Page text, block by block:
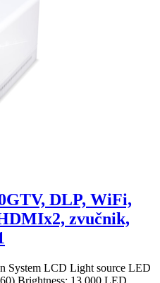
DLP, WiFi,
zvučnik,
System LCD Light source LED
Brightness: 13,000 LED